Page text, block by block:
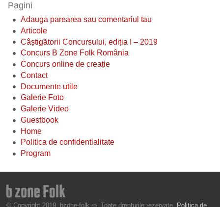
Pagini
Adauga parearea sau comentariul tau
Articole
Câștigătorii Concursului, ediția I – 2019
Concurs B Zone Folk România
Concurs online de creație
Contact
Documente utile
Galerie Foto
Galerie Video
Guestbook
Home
Politica de confidentialitate
Program
© Copyright 2019, bzone-folk.ro. Toate drepturile rezervate. Politica de